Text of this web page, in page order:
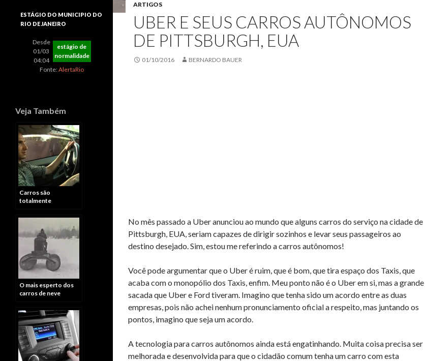
ARTIGOS
UBER E SEUS CARROS AUTÔNOMOS
DE PITTSBURGH, EUA
01/10/2016 BERNARDO BAUER
No mês passado a Uber anunciou ao mundo que alguns carros do serviço na cidade de
Pittsburgh, EUA, seriam capazes de dirigir sozinhos e levar seus passageiros ao
destino desejado. Sim, estou me referindo a carros autônomos!
Você pode argumentar que o Uber é ruim, que é bom, que tira espaço dos Taxis, que
acaba com o monopólio dos Taxis, enfim. Meu ponto não é o Uber em si, mas a grande
sacada que Uber e Ford tiveram. Imagino que tenha sido um acordo entre as duas
empresas, pois não achei nenhum pronunciamento oficial a respeito, mas juntando os
pontos, imagino que seja um acordo.
A tecnologia para carros autônomos ainda está engatinhando. Muita coisa precisa ser
melhorada e desenvolvida para que o cidadão comum tenha um carro com esta
ESTÁGIO DO MUNICIPIO DO
RIO DE JANEIRO
Desde
01/03
04:04
estágio de
normalidade
Fonte:AlertaRio
Veja Também
Carros são
totalmente
quer dizer…
O mais esperto dos
carros de neve